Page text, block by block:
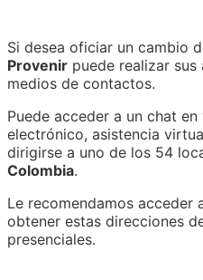
Si desea oficiar un cambio
Provenir puede realizar
medios de contactos.
Puede acceder a un chat
electrónico, asistencia
dirigirse a uno de los 54
Colombia.
Le recomendamos acceder
obtener estas direcciones
presenciales.